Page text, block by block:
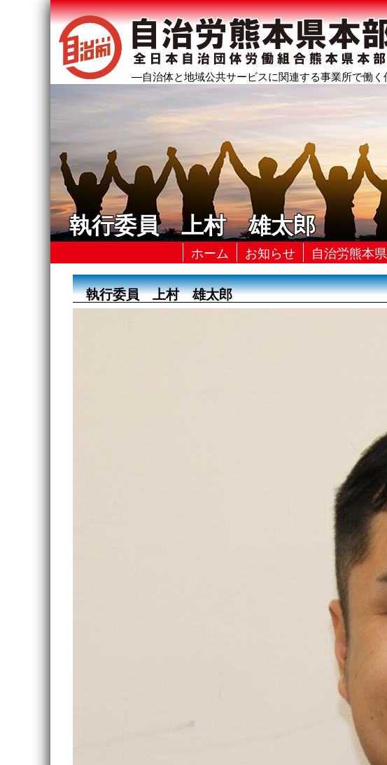
―自治体と地域公共サービスに関連する事業所で働
執行委員 上村 雄太郎
ホーム お知らせ 自治労熊本
執行委員 上村 雄太郎